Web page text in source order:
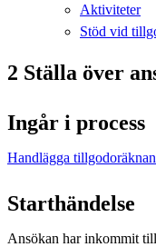
Aktiviteter
Stöd vid
2 Ställa över
Ingår i process
Handlägga
Starthändelse
Ansökan har inkommit